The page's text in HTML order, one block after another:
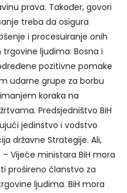
prava. Također, govori
treba da osigura
i procesuiranje onih
ljudima. Bosna i
pozitivne pomake
udarne grupe za borbu
koraka na
Predsjedništvo BiH
jedinstvo i vodstvo
državne Strategije. Ali,
Vijeće ministara BiH mora
prošireno članstvo za
ljudima. BiH mora